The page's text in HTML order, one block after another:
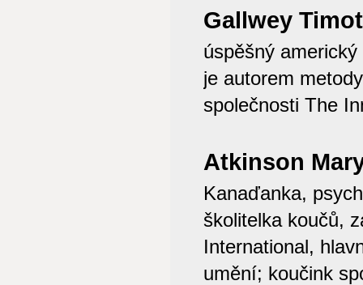
Gallwey
úspěšný
je autorem
společnosti The
Atkinson
Kanaďanka,
školitelka koučů,
International,
umění; koučink